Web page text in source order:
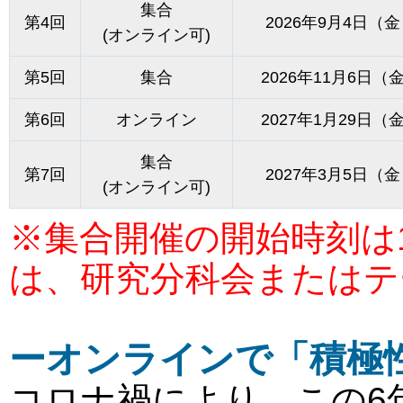
第4回
集合
(オンライン可)
2026年9月4日（
第5回 集合 2026年11月6日（
第6回 オンライン 2027年1月29日（
第7回
集合
(オンライン可)
2027年3月5日（
※集合開催の開始時刻
は、研究分科会または
ーオンラインで「積極